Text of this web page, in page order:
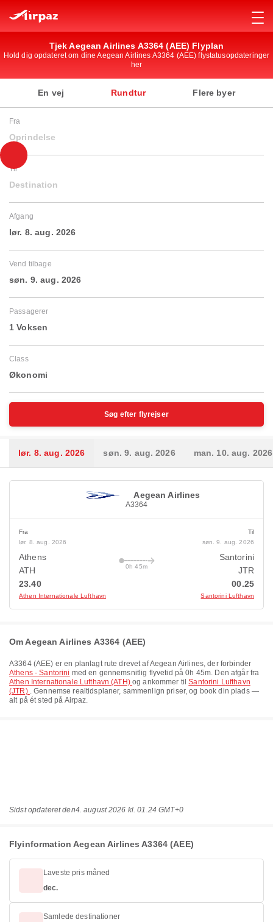
Tjek Aegean Airlines A3364 (AEE) Flyplan
Hold dig opdateret om dine Aegean Airlines A3364 (AEE) flystatusopdateringer
her
En vej Rundtur Flere byer
Fra
Oprindelse
Til
Destination
Afgang
lør. 8. aug. 2026
Vend tilbage
søn. 9. aug. 2026
Passagerer
1 Voksen
Class
Økonomi
Søg efter flyrejser
lør. 8. aug. 2026 søn. 9. aug. 2026 man. 10. aug. 2026
Aegean Airlines
A3364
Fra
lør. 8. aug. 2026
Athens
ATH
23.40
Athen Internationale Lufthavn
0h 45m
Til
søn. 9. aug. 2026
Santorini
JTR
00.25
Santorini Lufthavn
Om Aegean Airlines A3364 (AEE)
A3364(AEE) er en planlagt rute drevet afAegean Airlines, der forbinder
Athens - Santorini med en gennemsnitlig flyvetid på0h 45m. Den afgår fra
Athen Internationale Lufthavn (ATH)og ankommer tilSantorini Lufthavn
(JTR) . Gennemse realtidsplaner, sammenlign priser, og book din plads —
alt på ét sted på Airpaz.
Sidst opdateret den4. august 2026 kl. 01.24 GMT+0
Flyinformation Aegean Airlines A3364 (AEE)
Laveste pris måned
dec.
Samlede destinationer